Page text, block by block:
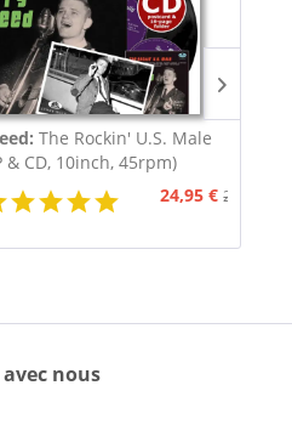
The Rockin' U.S. Male
& CD, 10inch, 45rpm)
24,95 € 29,95 €
nous